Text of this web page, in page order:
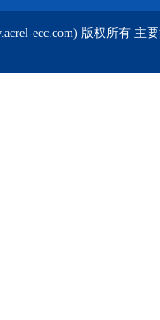
ecc.com) 版权所有 主